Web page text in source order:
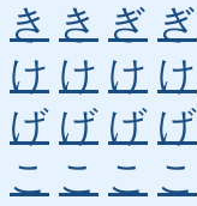
き き ぎ ぎ
け け け け
げ げ げ げ
こ こ こ こ